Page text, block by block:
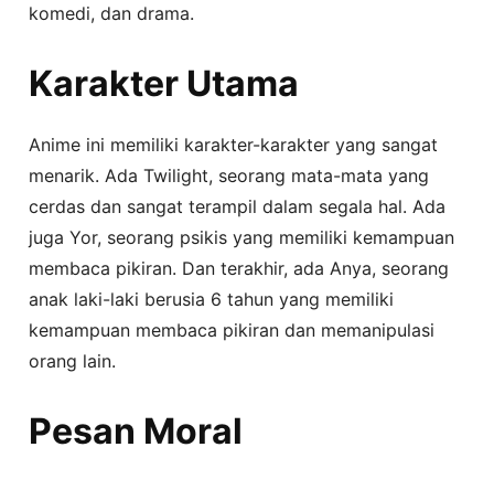
komedi, dan drama.
Karakter Utama
Anime ini memiliki karakter-karakter yang sangat
menarik. Ada Twilight, seorang mata-mata yang
cerdas dan sangat terampil dalam segala hal. Ada
juga Yor, seorang psikis yang memiliki kemampuan
membaca pikiran. Dan terakhir, ada Anya, seorang
anak laki-laki berusia 6 tahun yang memiliki
kemampuan membaca pikiran dan memanipulasi
orang lain.
Pesan Moral